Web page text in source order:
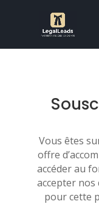
Vous êtes
offre
accéder au
accepter
pour cette